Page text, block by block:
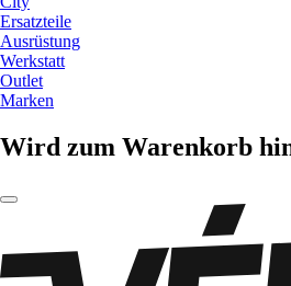
Ersatzteile
Ausrüstung
Werkstatt
Outlet
Marken
Wird zum Warenkorb